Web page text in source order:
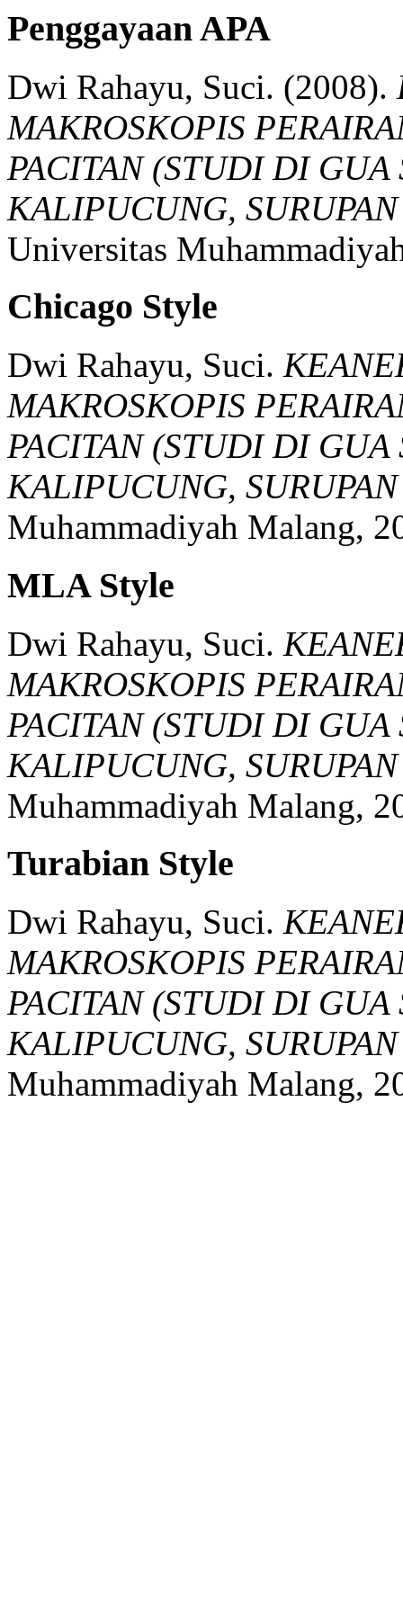
Penggayaan APA
Dwi Rahayu, Suci. (2008).
MAKROSKOPIS
PACITAN (STUDI DI GUA
KALIPUCUNG,
Universitas
Chicago Style
Dwi Rahayu, Suci.
MAKROSKOPIS
PACITAN (STUDI DI GUA
KALIPUCUNG,
Muhammadiyah Malang,
MLA Style
Dwi Rahayu, Suci.
MAKROSKOPIS
PACITAN (STUDI DI GUA
KALIPUCUNG,
Muhammadiyah Malang,
Turabian Style
Dwi Rahayu, Suci.
MAKROSKOPIS
PACITAN (STUDI DI GUA
KALIPUCUNG,
Muhammadiyah Malang,